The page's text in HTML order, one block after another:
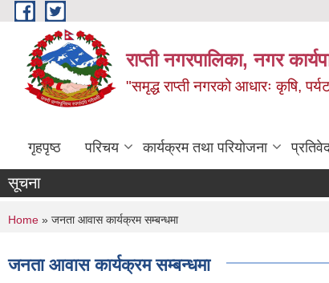
Skip to main content
राप्ती नगरपालिका, नगर
"समृद्ध राप्ती नगरको आधारः कृषि,
गृहपृष्ठ परिचय कार्यक्रम तथा परियोजना
सूचना
You are here
Home » जनता आवास कार्यक्रम सम्बन्धमा
जनता आवास कार्यक्रम सम्बन्धमा